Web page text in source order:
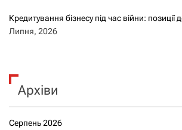
Кредитування бізнесу під час війни: позиції
Липня, 2026
Архіви
Серпень 2026